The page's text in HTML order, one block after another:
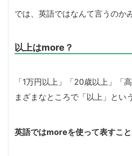
では、英語ではなんて言うのか
以上はmore？
「1万円以上」「20歳以上」「
まざまなところで「以上」とい
英語ではmoreを使って表すこ